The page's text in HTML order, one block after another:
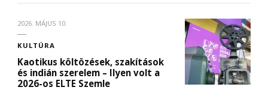
2026. MÁJUS 10.
KULTÚRA
Kaotikus költözések, szakítások
és indián szerelem – Ilyen volt a
2026-os ELTE Szemle